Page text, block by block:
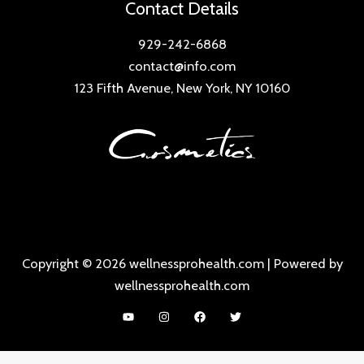
Contact Details
929-242-6868
contact@info.com
123 Fifth Avenue, New York, NY 10160
Copyright © 2026 wellnessprohealth.com | Powered by
wellnessprohealth.com